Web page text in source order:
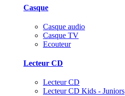
Casque
Casque audio
Casque TV
Ecouteur
Lecteur CD
Lecteur CD
Lecteur CD Kids - Juniors